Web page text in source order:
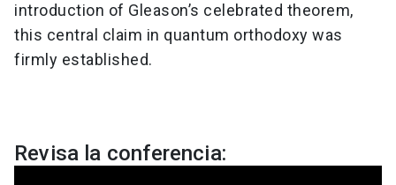
introduction of Gleason’s celebrated theorem,
this central claim in quantum orthodoxy was
firmly established.
Revisa la conferencia: